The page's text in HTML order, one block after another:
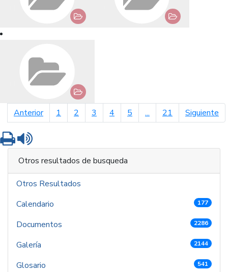
Anteriorpágina anterior
1 2 3 4 5 ... 21 Siguiente
Imprimir
Otros resultados de busqueda
Otros Resultados
Calendario
177
Documentos 2286
Galería 2144
Glosario 541